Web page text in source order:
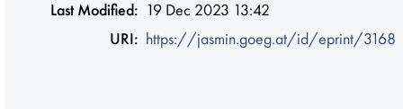
Last Modified: 19 Dec 2023 13:42
URI: https://jasmin.goeg.at/id/eprint/3168